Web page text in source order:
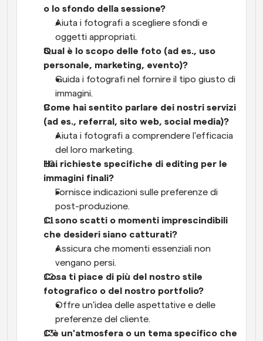
o lo sfondo della sessione?
Aiuta i fotografi a scegliere sfondi e
oggetti appropriati.
Qual è lo scopo delle foto (ad es., uso
personale, marketing, evento)?
Guida i fotografi nel fornire il tipo giusto di
immagini.
Come hai sentito parlare dei nostri servizi
(ad es., referral, sito web, social media)?
Aiuta i fotografi a comprendere l'efficacia
del loro marketing.
Hai richieste specifiche di editing per le
immagini finali?
Fornisce indicazioni sulle preferenze di
post-produzione.
Ci sono scatti o momenti imprescindibili
che desideri siano catturati?
Assicura che momenti essenziali non
vengano persi.
Cosa ti piace di più del nostro stile
fotografico o del nostro portfolio?
Offre un'idea delle aspettative e delle
preferenze del cliente.
C'è un'atmosfera o un tema specifico che